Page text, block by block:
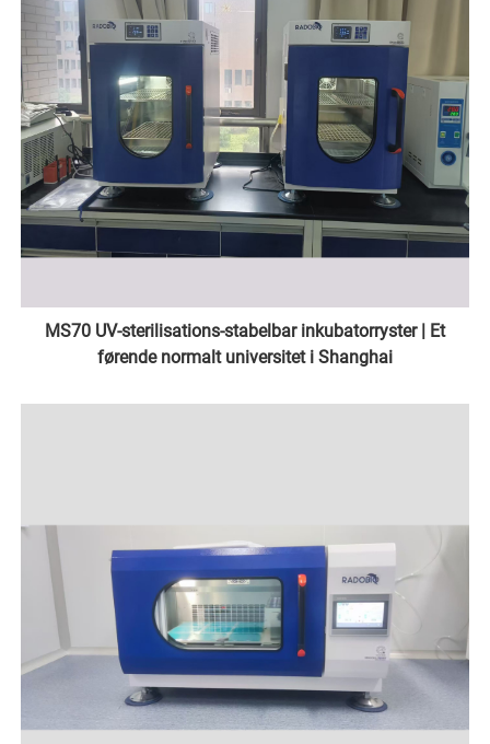
MS70 UV-sterilisations-stabelbar inkubatorryster | Et
førende normalt universitet i Shanghai